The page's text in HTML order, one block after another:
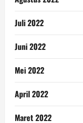
Juli 2022
Juni 2022
Mei 2022
April 2022
Maret 2022